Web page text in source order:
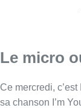
Le micro
Ce mercredi,
sa chanson I’m